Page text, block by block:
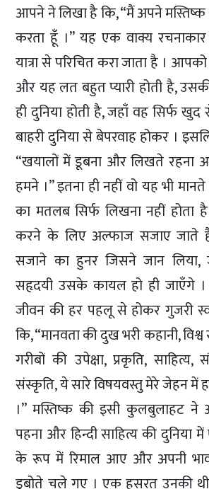
आपने ने लिखा है कि, “मैं अपने
करता हूँ ।” यह एक वाक्य रचनाकार
यात्रा से परिचित करा जाता है ।
और यह लत बहुत प्यारी होती है,
ही दुनिया होती है, जहाँ वह सिर्फ खुद
बाहरी दुनिया से बेपरवाह होकर ।
“खयालों में डूबना और लिखते रहना
हमने ।” इतना ही नहीं वो यह भी
का मतलब सिर्फ लिखना नहीं होता
करने के लिए अल्फाज सजाए जाते
सजाने का हुनर जिसने जान लिया,
सहृदयी उसके कायल हो ही जाएँगे
जीवन की हर पहलू से होकर गुजरी
कि, “मानवता की दुख भरी कहानी, विश्व
गरीबों की उपेक्षा, प्रकृति,
संस्कृति, ये सारे विषयवस्तु मेरे जेहन में
।” मस्तिष्क की इसी कुलबुलाहट ने
पहना और हिन्दी साहित्य की दुनिया
के रूप में रिमाल आए और अपनी
डुबोते चले गए । एक हसरत उनकी